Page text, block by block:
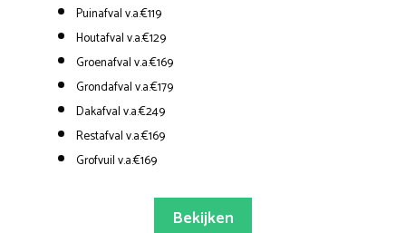
Puinafval v.a.€119
Houtafval v.a.€129
Groenafval v.a.€169
Grondafval v.a.€179
Dakafval v.a.€249
Restafval v.a.€169
Grofvuil v.a.€169
Bekijken